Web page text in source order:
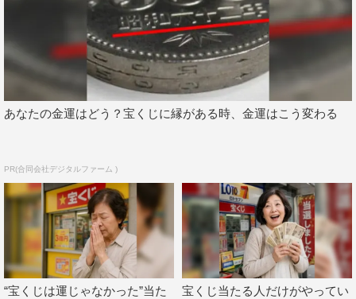
さらに、HIKAKIN、ニコーラ姫（伊礼）、そのニコーラ姫
を追うハシリヤンの補物隊長・デイモンサンダーと、サン
シーターたちの姿も映し出され、世界を揺るがす大事件の
始まりを予感させる。
ーラ姫を守り抜くことができるのか…。この夏、ブンブン
ジャーの史上最大かつバクアゲなミッションの行方に注目
作品情報
あなたの金運はどう？宝くじに縁がある時、金運はこう変わる
PR(合同会社デジタルファーム )
“宝くじは運じゃなかった”当た
宝くじ当たる人だけがやってい